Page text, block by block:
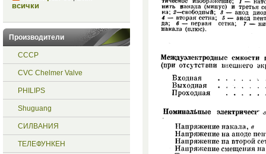
всички
Производители
СССР
CVC Chelmer Valve
PHILIPS
Shuguang
СИЛВАНИЯ
ТЕЛЕФУНКЕН